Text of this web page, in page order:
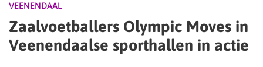
VEENENDAAL
Zaalvoetballers Olympic Moves in
Veenendaalse sporthallen in actie